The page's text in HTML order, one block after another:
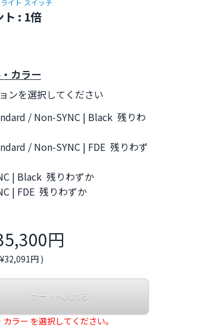
ライト スイッチ
ト : 1倍
カラー
ンを選択してください
/ Non-SYNC | Black 残りわ
/ Non-SYNC | FDE 残りわず
| Black 残りわずか
| FDE 残りわずか
円
円 )
カラー を選択してください。